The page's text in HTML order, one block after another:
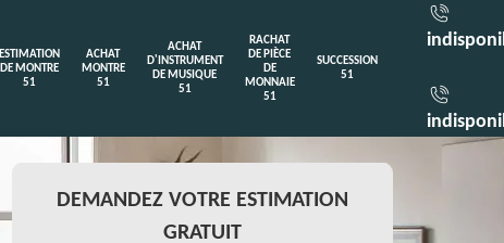
ESTIMATION
DE MONTRE
51
ACHAT
MONTRE
51
ACHAT
D'INSTRUMENT
DE MUSIQUE
51
RACHAT
DE PIÈCE
DE
MONNAIE
51
SUCCESSION
51
DEMANDEZ VOTRE ESTIMATION
GRATUIT